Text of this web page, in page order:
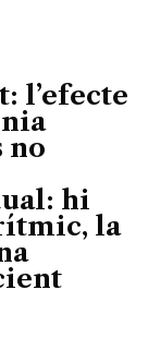
l’efecte
no
hi
la